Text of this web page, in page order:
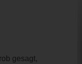
gesagt,